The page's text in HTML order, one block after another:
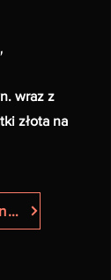
wraz z
złota na
Zapytaj o cenę i dostępność.